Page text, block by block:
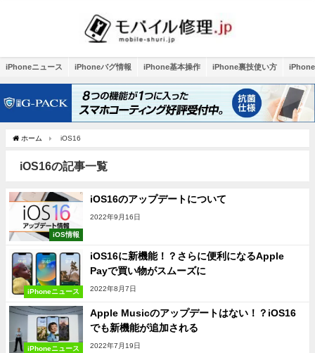
iPhoneニュース iPhoneバグ情報 iPhone基本操作 iPhone裏技使い方
ホーム iOS16
iOS16の記事一覧
iOS情報
iOS16のアップデートについて
2022年9月16日
iPhoneニュース
iOS16に新機能！？さらに便利になるApple
Payで買い物がスムーズに
2022年8月7日
iPhoneニュース
Apple Musicのアップデートはない！？iOS16
でも新機能が追加される
2022年7月19日